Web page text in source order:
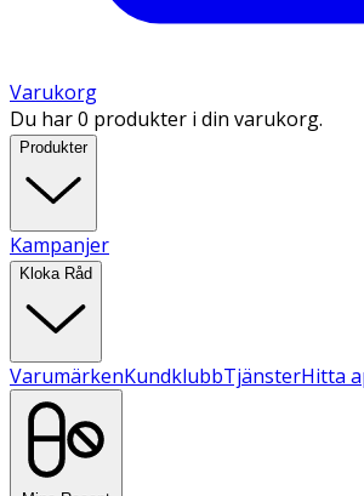
Varukorg
Du har 0 produkter i din varukorg.
Produkter
Kampanjer
Kloka Råd
VarumärkenKundklubbTjänsterHitta